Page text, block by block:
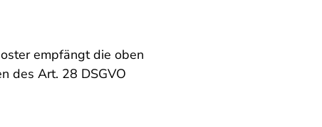
empfängt die oben
des Art. 28 DSGVO